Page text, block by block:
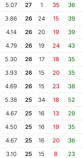
36
35
1
27
5.07
39
15
24
26
3.86
39
19
20
26
4.14
43
24
19
26
4.79
35
18
17
26
5.30
35
20
15
26
3.93
38
23
15
26
4.69
52
18
34
25
5.38
29
13
16
25
4.67
35
19
16
25
4.50
36
20
16
25
4.67
23
8
15
25
3.10